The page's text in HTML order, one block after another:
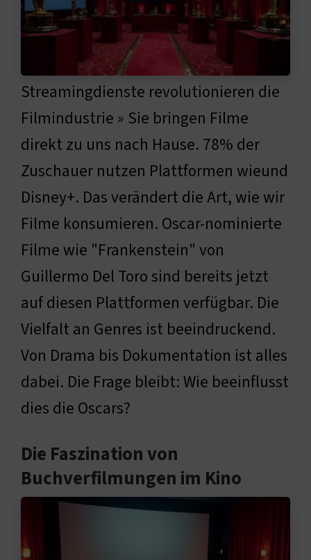
Streamingdienste revolutionieren die
Filmindustrie » Sie bringen Filme
direkt zu uns nach Hause. 78% der
Zuschauer nutzen Plattformen wieund
Disney+. Das verändert die Art, wie wir
Filme konsumieren. Oscar-nominierte
Filme wie "Frankenstein" von
Guillermo Del Toro sind bereits jetzt
auf diesen Plattformen verfügbar. Die
Vielfalt an Genres ist beeindruckend.
Von Drama bis Dokumentation ist alles
dabei. Die Frage bleibt: Wie beeinflusst
dies die Oscars?
Die Faszination von
Buchverfilmungen im Kino